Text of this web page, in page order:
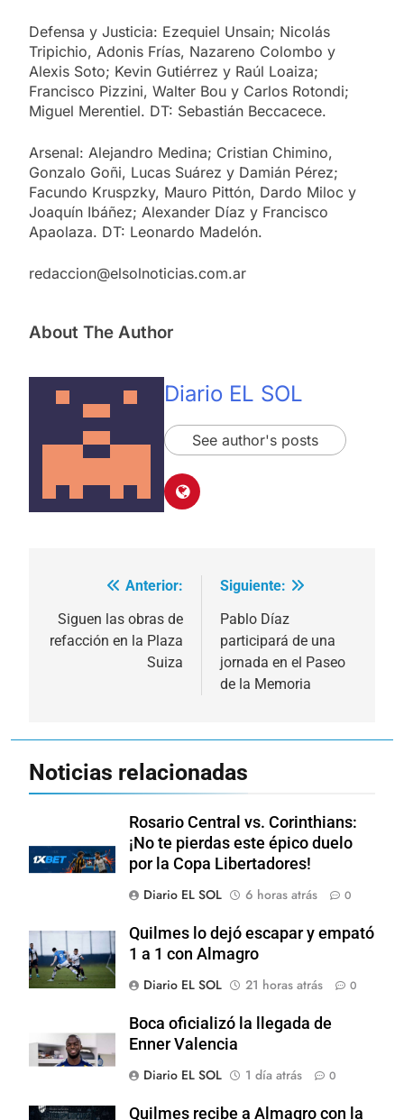
Defensa y Justicia: Ezequiel Unsain; Nicolás
Tripichio, Adonis Frías, Nazareno Colombo y
Alexis Soto; Kevin Gutiérrez y Raúl Loaiza;
Francisco Pizzini, Walter Bou y Carlos Rotondi;
Miguel Merentiel. DT: Sebastián Beccacece.
Arsenal: Alejandro Medina; Cristian Chimino,
Gonzalo Goñi, Lucas Suárez y Damián Pérez;
Facundo Kruspzky, Mauro Pittón, Dardo Miloc y
Joaquín Ibáñez; Alexander Díaz y Francisco
Apaolaza. DT: Leonardo Madelón.
redaccion@elsolnoticias.com.ar
About The Author
Diario EL SOL
See author's posts
Navegación
de
Anterior:
Siguen las obras de
refacción en la Plaza
Suiza
Siguiente:
Pablo Díaz
participará de una
jornada en el Paseo
de la Memoria
Noticias relacionadas
Rosario Central vs. Corinthians:
¡No te pierdas este épico duelo
por la Copa Libertadores!
Diario EL SOL
6 horas atrás 0
Quilmes lo dejó escapar y empató
1 a 1 con Almagro
Diario EL SOL
21 horas atrás 0
Boca oficializó la llegada de
Enner Valencia
Diario EL SOL
1 día atrás 0
Quilmes recibe a Almagro con la